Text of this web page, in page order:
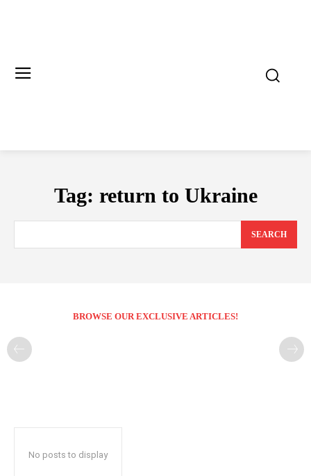
Tag: return to Ukraine
SEARCH
BROWSE OUR EXCLUSIVE ARTICLES!
No posts to display